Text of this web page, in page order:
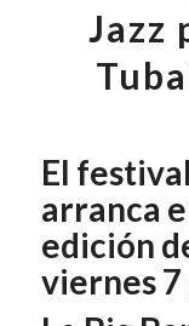
Jazz
El
arranca
edición
viernes